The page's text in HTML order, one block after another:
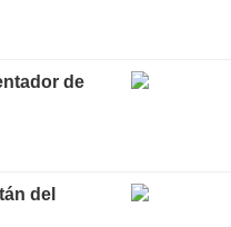
de
del